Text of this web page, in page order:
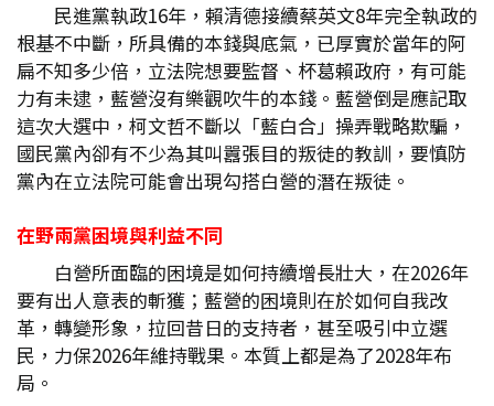
民進黨執政16年，賴清德接續蔡英文8年完全執政的
根基不中斷，所具備的本錢與底氣，已厚實於當年的阿
扁不知多少倍，立法院想要監督、杯葛賴政府，有可能
力有未逮，藍營沒有樂觀吹牛的本錢。藍營倒是應記取
這次大選中，柯文哲不斷以「藍白合」操弄戰略欺騙，
國民黨內卻有不少為其叫囂張目的叛徒的教訓，要慎防
黨內在立法院可能會出現勾搭白營的潛在叛徒。
在野兩黨困境與利益不同
白營所面臨的困境是如何持續增長壯大，在2026年
要有出人意表的斬獲；藍營的困境則在於如何自我改
革，轉變形象，拉回昔日的支持者，甚至吸引中立選
民，力保2026年維持戰果。本質上都是為了2028年布
局。